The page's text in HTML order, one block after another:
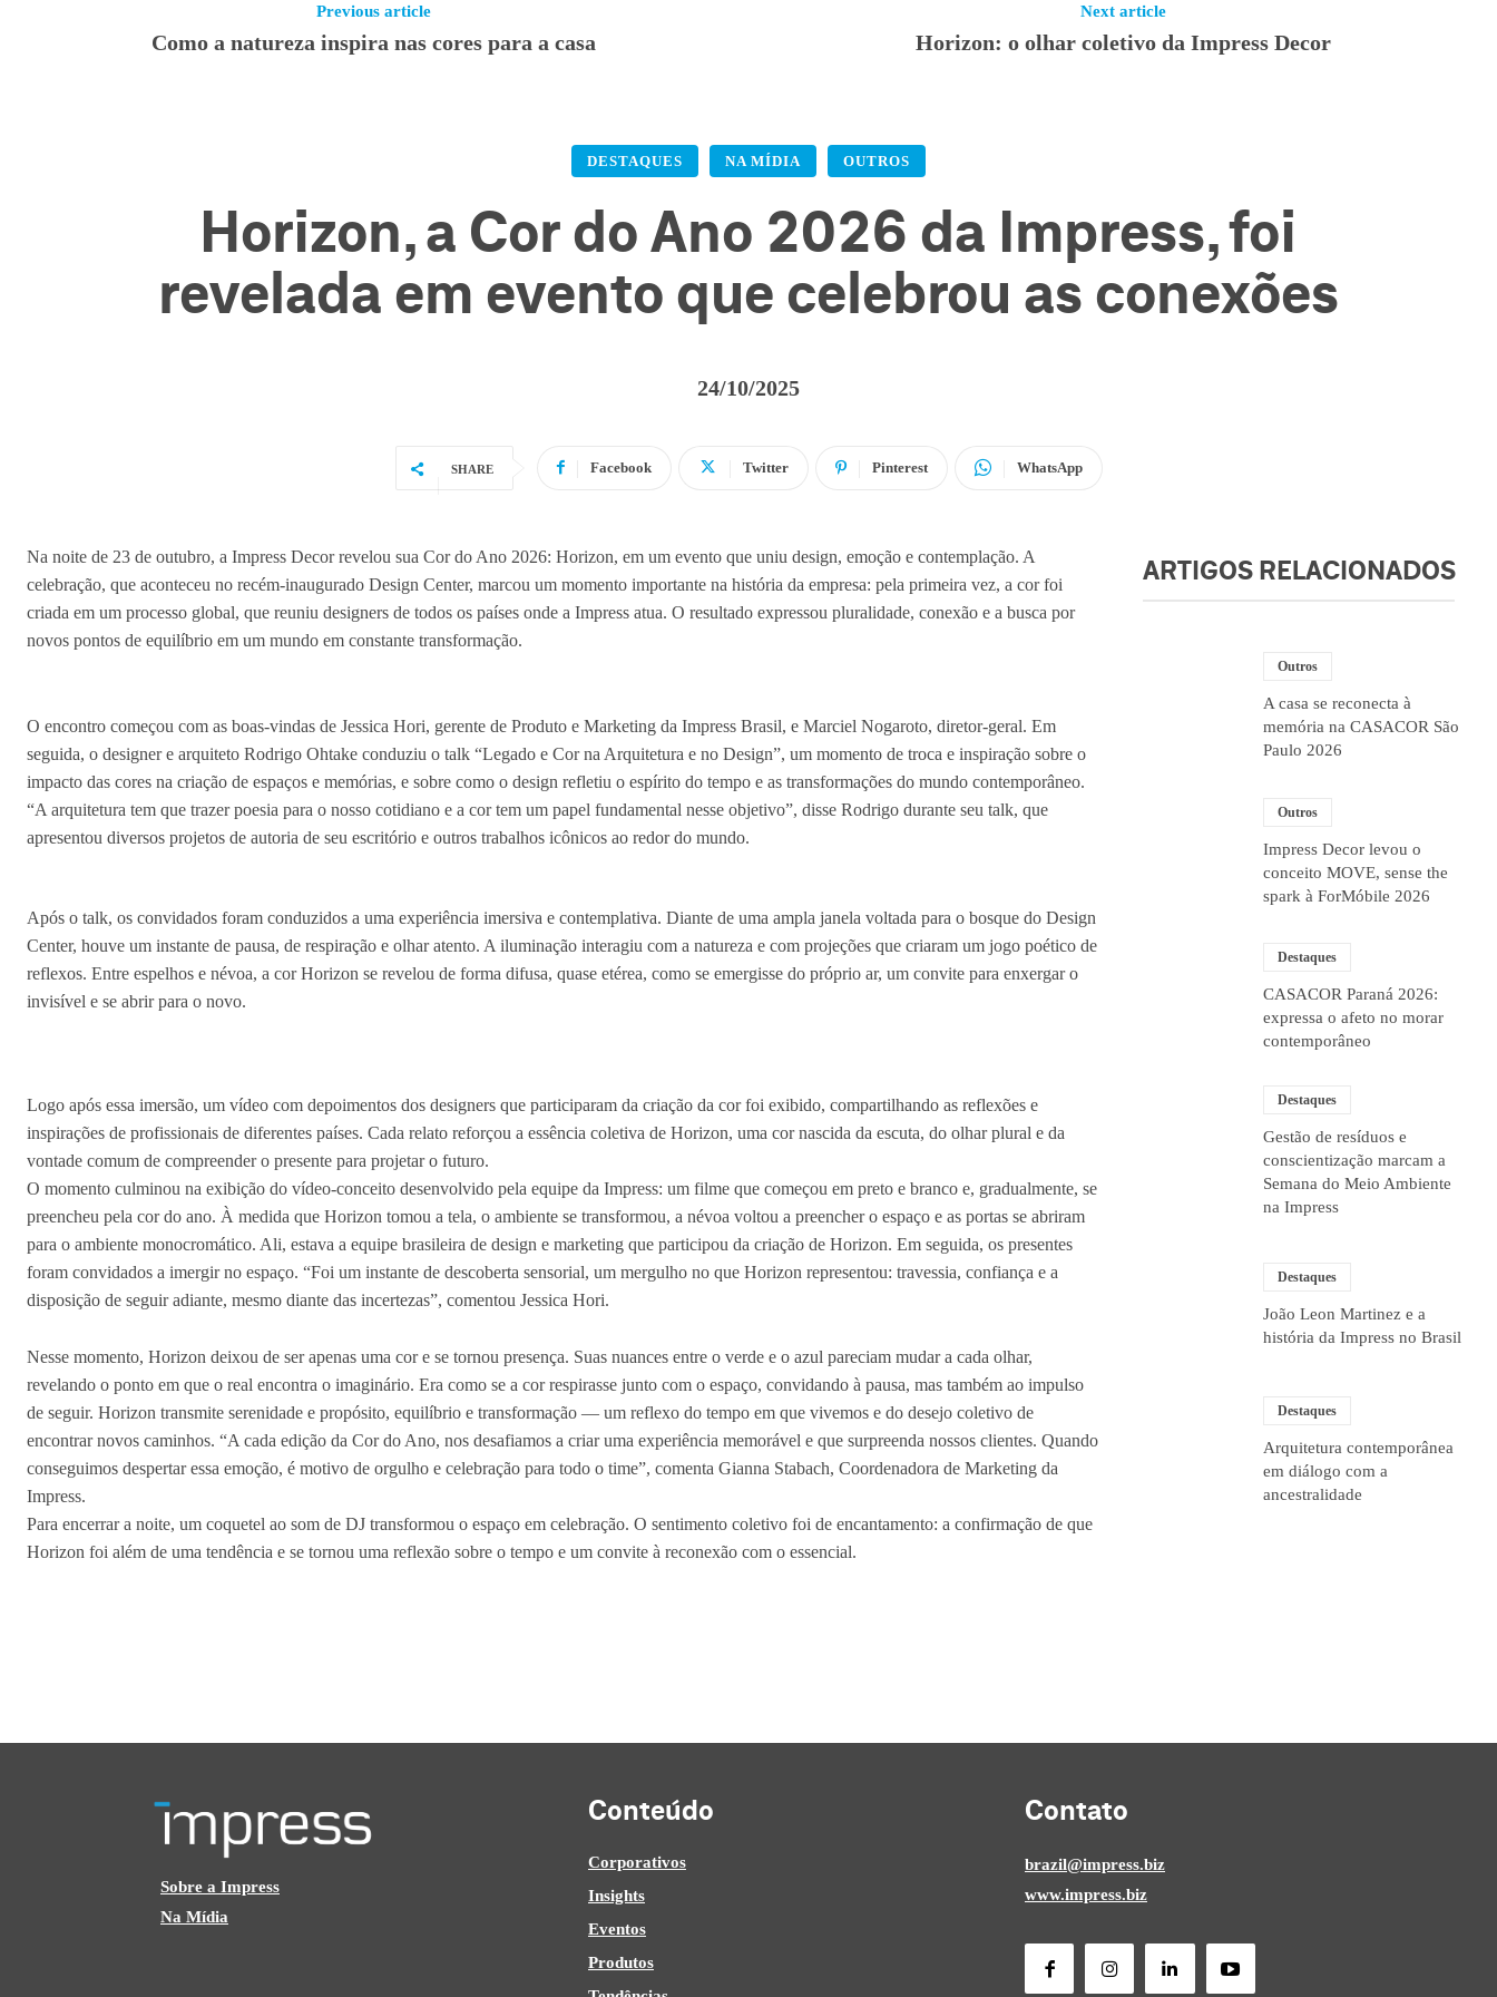
Previous article
Como a natureza inspira nas cores para a casa
Next article
Horizon: o olhar coletivo da Impress Decor
DESTAQUES NA MÍDIA OUTROS
Horizon, a Cor do Ano 2026 da Impress, foi
revelada em evento que celebrou as conexões
24/10/2025
SHARE Facebook Twitter Pinterest WhatsApp
Na noite de 23 de outubro, a Impress Decor revelou sua Cor do Ano 2026: Horizon, em um evento que uniu design, emoção e contemplação. A
celebração, que aconteceu no recém-inaugurado Design Center, marcou um momento importante na história da empresa: pela primeira vez, a cor foi
criada em um processo global, que reuniu designers de todos os países onde a Impress atua. O resultado expressou pluralidade, conexão e a busca por
novos pontos de equilíbrio em um mundo em constante transformação.
O encontro começou com as boas-vindas de Jessica Hori, gerente de Produto e Marketing da Impress Brasil, e Marciel Nogaroto, diretor-geral. Em
seguida, o designer e arquiteto Rodrigo Ohtake conduziu o talk “Legado e Cor na Arquitetura e no Design”, um momento de troca e inspiração sobre o
impacto das cores na criação de espaços e memórias, e sobre como o design refletiu o espírito do tempo e as transformações do mundo contemporâneo.
“A arquitetura tem que trazer poesia para o nosso cotidiano e a cor tem um papel fundamental nesse objetivo”, disse Rodrigo durante seu talk, que
apresentou diversos projetos de autoria de seu escritório e outros trabalhos icônicos ao redor do mundo.
Após o talk, os convidados foram conduzidos a uma experiência imersiva e contemplativa. Diante de uma ampla janela voltada para o bosque do Design
Center, houve um instante de pausa, de respiração e olhar atento. A iluminação interagiu com a natureza e com projeções que criaram um jogo poético de
reflexos. Entre espelhos e névoa, a cor Horizon se revelou de forma difusa, quase etérea, como se emergisse do próprio ar, um convite para enxergar o
invisível e se abrir para o novo.
Logo após essa imersão, um vídeo com depoimentos dos designers que participaram da criação da cor foi exibido, compartilhando as reflexões e
inspirações de profissionais de diferentes países. Cada relato reforçou a essência coletiva de Horizon, uma cor nascida da escuta, do olhar plural e da
vontade comum de compreender o presente para projetar o futuro.
O momento culminou na exibição do vídeo-conceito desenvolvido pela equipe da Impress: um filme que começou em preto e branco e, gradualmente, se
preencheu pela cor do ano. À medida que Horizon tomou a tela, o ambiente se transformou, a névoa voltou a preencher o espaço e as portas se abriram
para o ambiente monocromático. Ali, estava a equipe brasileira de design e marketing que participou da criação de Horizon. Em seguida, os presentes
foram convidados a imergir no espaço. “Foi um instante de descoberta sensorial, um mergulho no que Horizon representou: travessia, confiança e a
disposição de seguir adiante, mesmo diante das incertezas”, comentou Jessica Hori.
Nesse momento, Horizon deixou de ser apenas uma cor e se tornou presença. Suas nuances entre o verde e o azul pareciam mudar a cada olhar,
revelando o ponto em que o real encontra o imaginário. Era como se a cor respirasse junto com o espaço, convidando à pausa, mas também ao impulso
de seguir. Horizon transmite serenidade e propósito, equilíbrio e transformação — um reflexo do tempo em que vivemos e do desejo coletivo de
encontrar novos caminhos. “A cada edição da Cor do Ano, nos desafiamos a criar uma experiência memorável e que surpreenda nossos clientes. Quando
conseguimos despertar essa emoção, é motivo de orgulho e celebração para todo o time”, comenta Gianna Stabach, Coordenadora de Marketing da
Impress.
Para encerrar a noite, um coquetel ao som de DJ transformou o espaço em celebração. O sentimento coletivo foi de encantamento: a confirmação de que
Horizon foi além de uma tendência e se tornou uma reflexão sobre o tempo e um convite à reconexão com o essencial.
ARTIGOS RELACIONADOS
Outros
A casa se reconecta à
memória na CASACOR São
Paulo 2026
Outros
Impress Decor levou o
conceito MOVE, sense the
spark à ForMóbile 2026
Destaques
CASACOR Paraná 2026:
expressa o afeto no morar
contemporâneo
Destaques
Gestão de resíduos e
conscientização marcam a
Semana do Meio Ambiente
na Impress
Destaques
João Leon Martinez e a
história da Impress no Brasil
Destaques
Arquitetura contemporânea
em diálogo com a
ancestralidade
Sobre a Impress
Na Mídia
Conteúdo
Corporativos
Insights
Eventos
Produtos
Contato
brazil@impress.biz
www.impress.biz